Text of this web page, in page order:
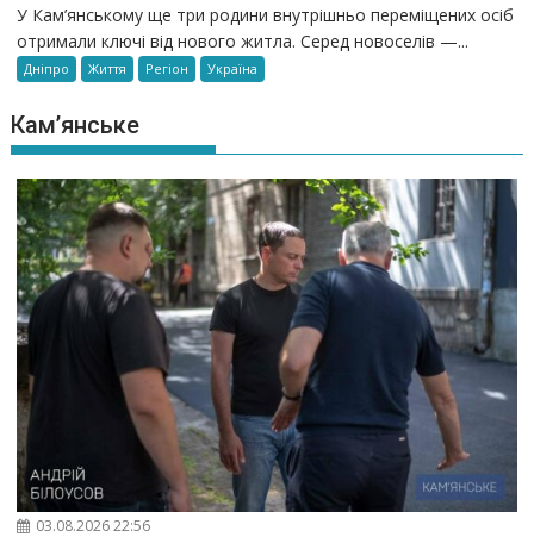
У Кам’янському ще три родини внутрішньо переміщених осіб
отримали ключі від нового житла. Серед новоселів —...
Дніпро Життя Регіон Україна
Кам’янське
03.08.2026 22:56